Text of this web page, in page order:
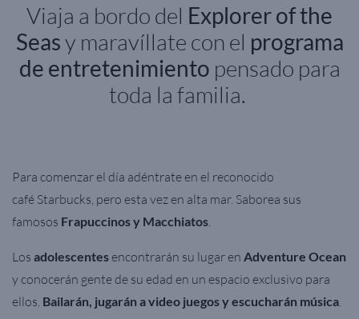
Viaja a bordo del Explorer of the
Seasy maravíllate con el programa
de entretenimiento pensado para
toda la familia.
Para comenzar el día adéntrate en el reconocido
café Starbucks , pero esta vez en alta mar. Saborea sus
famosos Frapuccinos y Macchiatos
Los adolescentesencontrarán su lugar en Adventure Ocean
y conocerán gente de su edad en un espacio exclusivo para
ellos. Bailarán, jugarán a video juegos y escucharán música